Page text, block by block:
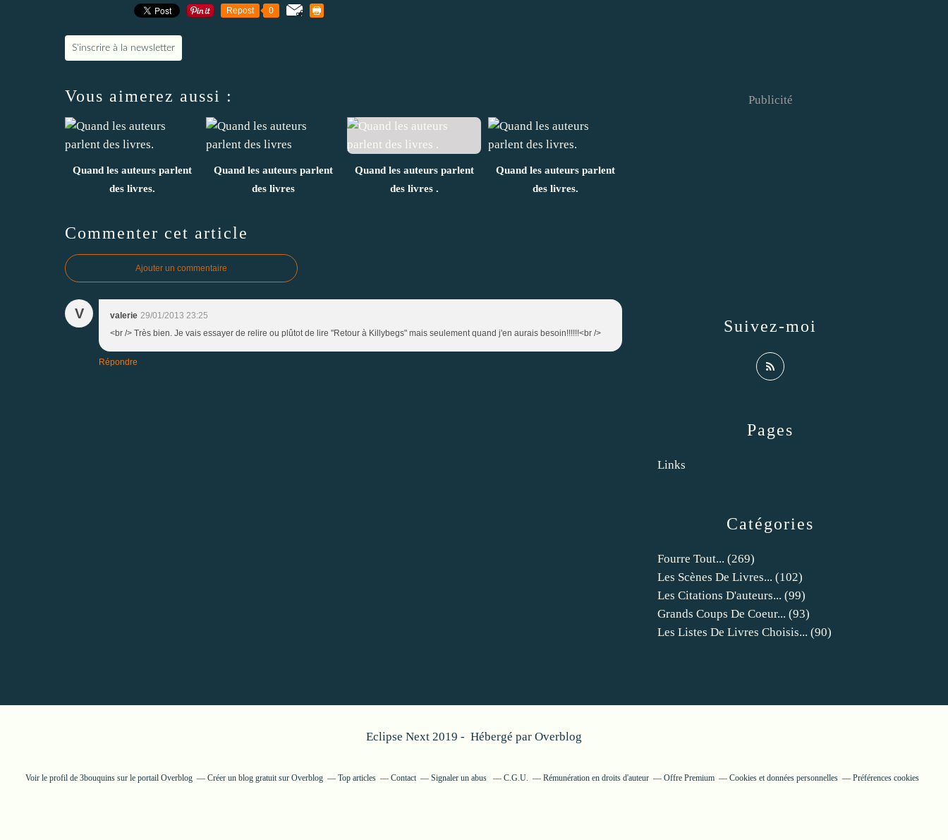
Repost 0
S'inscrire à la newsletter
Vous aimerez aussi :
Quand les auteurs parlent
des livres.
Quand les auteurs parlent
des livres
Quand les auteurs parlent
des livres .
Quand les auteurs parlent
des livres.
Commenter cet article
Ajouter un commentaire
V valerie 29/01/2013 23:25
<br /> Très bien. Je vais essayer de relire ou plûtot de lire "Retour à Killybegs" mais seulement quand j'en aurais besoin!!!!!!<br />
Répondre
Catégories
Fourre Tout... (269)
Les Scènes De Livres... (102)
Les Citations D'auteurs... (99)
Grands Coups De Coeur... (93)
Les Listes De Livres Choisis... (90)
Pages
Links
Suivez-moi
Publicité
Eclipse Next 2019 - Hébergé par Overblog
Voir le profil de 3bouquinssur le portail Overblog Créer un blog gratuit sur Overblog Top articles Contact Signaler un abus C.G.U. Rémunération en droits d'auteur Offre Premium Cookies et données personnelles Préférences cookies